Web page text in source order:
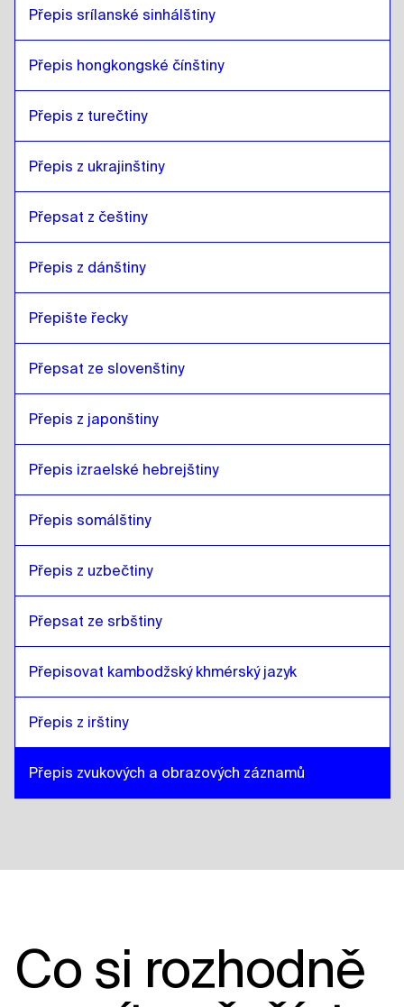
Přepis srílanské sinhálštiny
Přepis hongkongské čínštiny
Přepis z turečtiny
Přepis z ukrajinštiny
Přepsat z češtiny
Přepis z dánštiny
Přepište řecky
Přepsat ze slovenštiny
Přepis z japonštiny
Přepis izraelské hebrejštiny
Přepis somálštiny
Přepis z uzbečtiny
Přepsat ze srbštiny
Přepisovat kambodžský khmérský jazyk
Přepis z irštiny
Přepis zvukových a obrazových záznamů
Co si rozhodně